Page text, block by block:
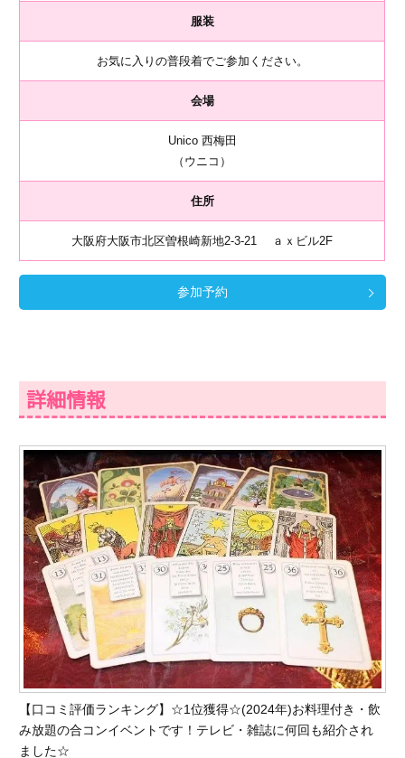
服装
お気に入りの普段着でご参加ください。
会場
Unico 西梅田
（ウニコ）
住所
大阪府大阪市北区曽根崎新地2-3-21 ａｘビル2F
参加予約
詳細情報
【口コミ評価ランキング】☆1位獲得☆(2024年)お料理付き・飲
み放題の合コンイベントです！テレビ・雑誌に何回も紹介され
ました☆